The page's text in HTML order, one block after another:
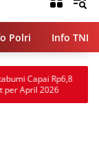
Polri Info TNI
Wabup Pesawaran
Dorong 400
Adaptif dan